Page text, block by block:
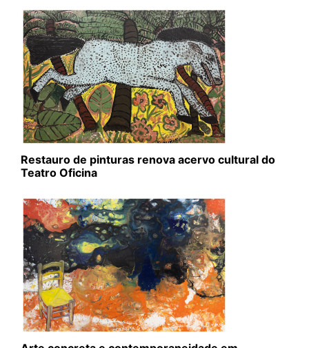
Restauro de pinturas renova acervo cultural do
Teatro Oficina